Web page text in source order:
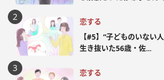
恋する
【#5】“子どものいな
生き抜いた56歳・佐...
恋する